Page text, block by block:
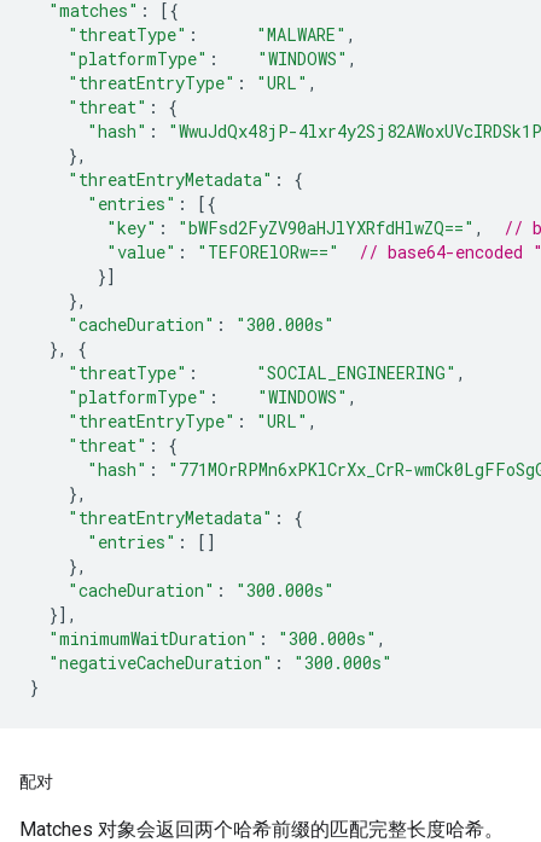
"matches" :
[{
"threatType" : "MALWARE" ,
"platformType" : "WINDOWS" ,
"threatEntryType" : "URL" ,
"threat" :
{
"hash" :
"WwuJdQx48jP-
},
"threatEntryMetadata" :
{
"entries" :
[{
"key" : "bWFsd2FyZV90aHJlYXRfdHlwZQ==" ,
//
"value" : "TEFORElORw=="
// base64-encoded
}]
},
"cacheDuration" :
"300.000s"
},
{
"threatType" : "SOCIAL_ENGINEERING" ,
"platformType" : "WINDOWS" ,
"threatEntryType" : "URL" ,
"threat" :
{
"hash" :
"771MOrRPMn6xPKlCrXx_CrR-
},
"threatEntryMetadata" :
{
"entries" :
[]
},
"cacheDuration" :
"300.000s"
}],
"minimumWaitDuration" : "300.000s" ,
"negativeCacheDuration" :
"300.000s"
}
配对
Matches 对象会返回两个哈希前缀的匹配完整长度哈希。